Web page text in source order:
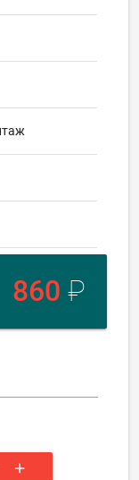
860 ₽
add